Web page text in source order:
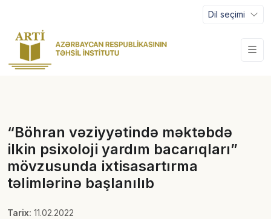
Dil seçimi
“Böhran vəziyyətində məktəbdə
ilkin psixoloji yardım bacarıqları”
mövzusunda ixtisasartırma
təlimlərinə başlanılıb
Tarix: 11.02.2022